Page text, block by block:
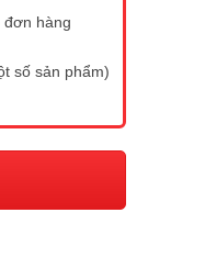
đơn hàng
số sản phẩm)